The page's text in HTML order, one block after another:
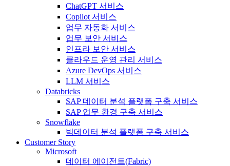
ChatGPT 서비스
Copilot 서비스
업무 자동화 서비스
업무 보안 서비스
인프라 보안 서비스
클라우드 운영 관리 서비스
Azure DevOps 서비스
LLM 서비스
Databricks
SAP 데이터 분석 플랫폼 구축 서비스
SAP 업무 환경 구축 서비스
Snowflake
빅데이터 분석 플랫폼 구축 서비스
Customer Story
Microsoft
데이터 에이전트(Fabric)